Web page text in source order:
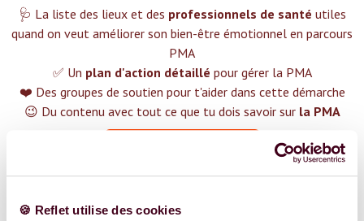
🍪 Reflet utilise des cookies
🩺 La liste des lieux et des professionnels de santé utiles
quand on veut améliorer son bien-être émotionnel en parcours
PMA
✅ Un plan d'action détaillé pour gérer la PMA
❤️ Des groupes de soutien pour t'aider dans cette démarche
😉 Du contenu avec tout ce que tu dois savoir sur la PMA